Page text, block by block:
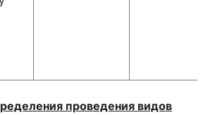
проведения видов